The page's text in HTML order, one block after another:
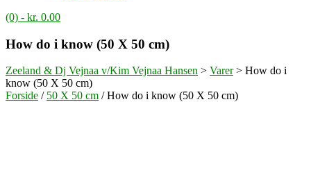
(0) - kr. 0.00
How do i know (50 X 50 cm)
Zeeland & Dj Vejnaa v/Kim Vejnaa Hansen > Varer> How do i
know (50 X 50 cm)
Forside / 50 X 50 cm / How do i know (50 X 50 cm)